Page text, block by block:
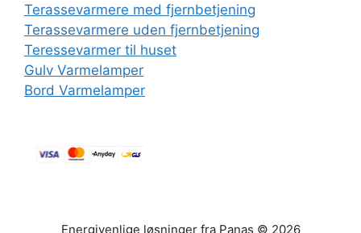
Terassevarmere med fjernbetjening
Terassevarmere uden fjernbetjening
Teressevarmer til huset
Gulv Varmelamper
Bord Varmelamper
Energivenlige løsninger fra Panas © 2026